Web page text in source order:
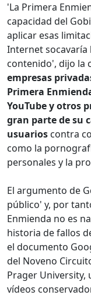
'La Primera
capacidad del
aplicar esas
Internet
contenido', dijo la
empresas
Primera
YouTube y otros
gran parte de su
usuarios contra
como la
personales y la
El argumento de
público' y, por
Enmienda no es
historia de fallos
el documento
del Noveno
Prager
vídeos